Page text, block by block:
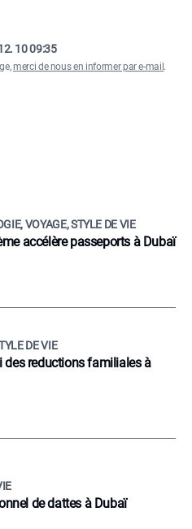
10 09:35
merci de nous en informer par e-mail .
VOYAGE, STYLE DE VIE
accélère passeports à Dubaï
DE VIE
des reductions familiales à
de dattes à Dubaï